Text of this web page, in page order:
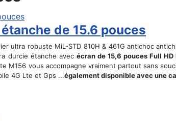
de 15.6 pouces
ultra robuste MiL-STD 810H & 461G antichoc
durcie étanche avec écran de 15,6 pouces Full
M156 vous accompagne vraiment partout sans
4G Lte et Gps ...également disponible avec une